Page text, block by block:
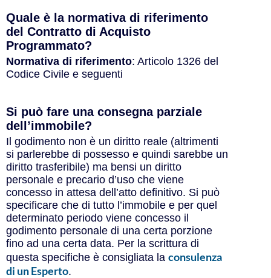
Quale è la normativa di riferimento
del Contratto di Acquisto
Programmato?
Normativa di riferimento: Articolo 1326 del
Codice Civile e seguenti
Si può fare una consegna parziale
dell’immobile?
Il godimento non è un diritto reale (altrimenti
si parlerebbe di possesso e quindi sarebbe un
diritto trasferibile) ma bensi un diritto
personale e precario d’uso che viene
concesso in attesa dell’atto definitivo. Si può
specificare che di tutto l’immobile e per quel
determinato periodo viene concesso il
godimento personale di una certa porzione
fino ad una certa data. Per la scrittura di
questa specifiche è consigliata la consulenza
di un Esperto.